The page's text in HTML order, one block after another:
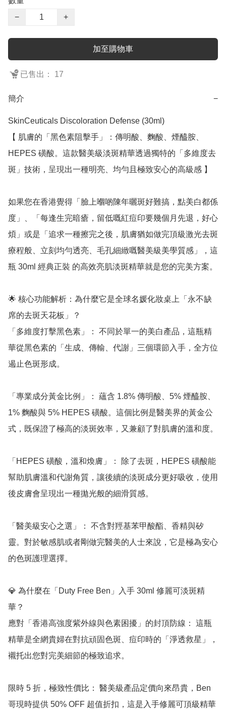
−
+
加至購物車
已售出： 17
簡介 −
SkinCeuticals Discoloration Defense (30ml)
【 肌膚的「黑色素阻擊手」：傳明酸、麴酸、煙醯胺、
HEPES 磺酸。這款醫美級淡斑精華透過獨特的「多維度去
斑」技術，呈現出一種明亮、均勻且極致安心的高級感 】
如果您在香港覺得「臉上嗰啲陳年曬斑好難搞，點美白都係
度」、「每逢生完暗瘡，留低嘅紅痘印要幾個月先退，好心
煩」或是「追求一種擦完之後，肌膚猶如做完頂級激光去斑
療程般、立刻均勻透亮、毛孔細緻嘅醫美級美學質感」，這
瓶 30ml 經典正裝 的高效亮肌淡斑精華就是您的完美方案。
🌟 核心功能解析：為什麼它是全球名媛化妝桌上「永不缺
席的去斑天花板」？
「多維度打擊黑色素」： 不同於單一的美白產品，這瓶精
華從黑色素的「生成、傳輸、代謝」三個環節入手，全方位
遏止色斑形成。
「專業成分黃金比例」： 蘊含 1.8% 傳明酸、5% 煙醯胺、
1% 麴酸與 5% HEPES 磺酸。這個比例是醫美界的黃金公
式，既保證了極高的淡斑效率，又兼顧了對肌膚的溫和度。
「HEPES 磺酸，溫和煥膚」： 除了去斑，HEPES 磺酸能
幫助肌膚溫和代謝角質，讓後續的淡斑成分更好吸收，使用
後皮膚會呈現出一種拋光般的細滑質感。
「醫美級安心之選」： 不含對羥基苯甲酸酯、香精與矽
靈。對於敏感肌或者剛做完醫美的人士來說，它是極為安心
的色斑護理選擇。
💎 為什麼在「Duty Free Ben」入手 30ml 修麗可淡斑精
華？
應對「香港高強度紫外線與色素困擾」的封頂防線： 這瓶
精華是全網貴婦在對抗頑固色斑、痘印時的「淨透救星」，
襯托出您對完美細節的極致追求。
限時 5 折，極致性價比： 醫美級產品定價向來昂貴，Ben
哥現時提供 50% OFF 超值折扣，這是入手修麗可頂級精華